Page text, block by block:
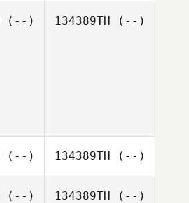
(--) 134389TH (--)
(--) 134389TH (--)
(--) 134389TH (--)